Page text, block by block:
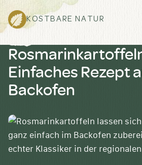
KOSTBARE NATUR
Einfaches Rezept
Backofen